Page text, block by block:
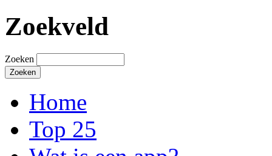
Zoekveld
Zoeken
Home
Top 25